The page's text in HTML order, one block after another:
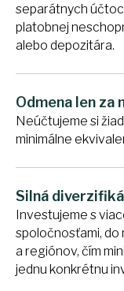
separátnych
platobnej
alebo depozitára.
Odmena len za
Neúčtujeme si
minimálne
Silná
Investujeme s
spoločnosťami,
a regiónov, čím
jednu konkrétnu